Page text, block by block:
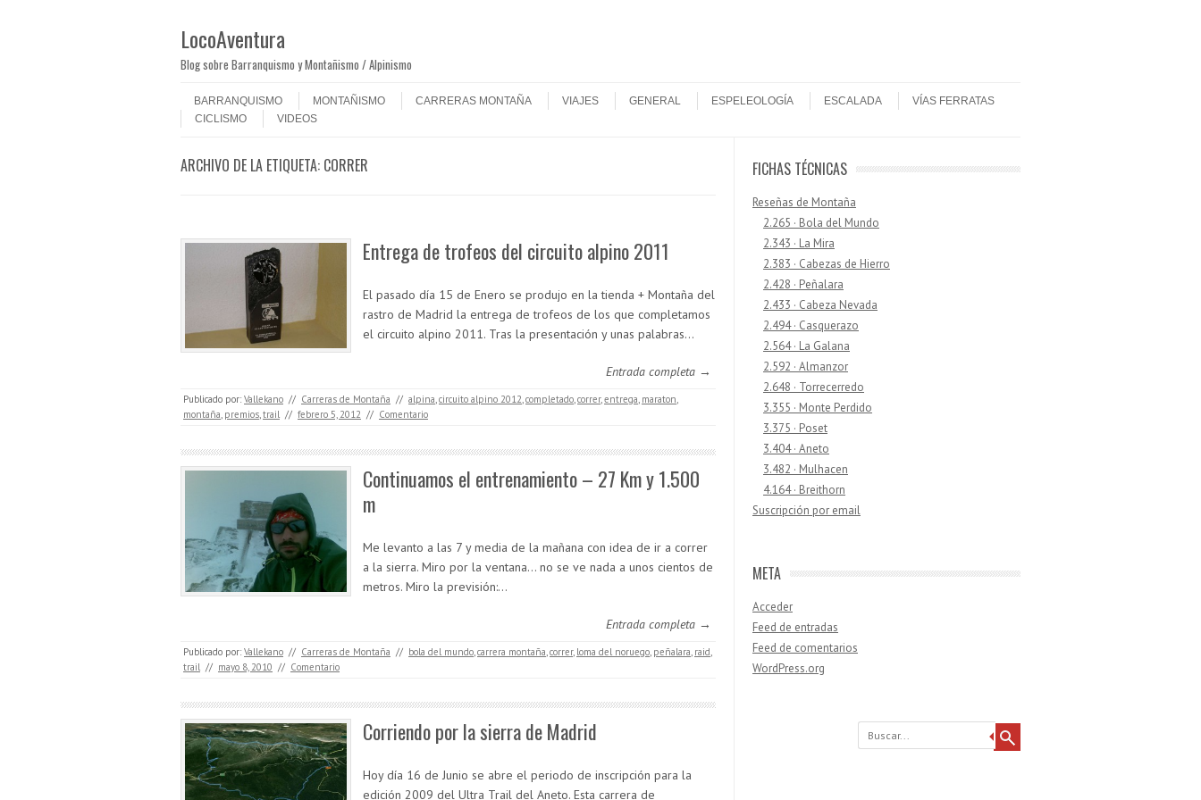
LocoAventura
Blog sobre Barranquismo y Montañismo / Alpinismo
Menú
BARRANQUISMO
MONTAÑISMO CARRERAS MONTAÑA VIAJES GENERAL ESPELEOLOGÍA ESCALADA
VÍAS FERRATAS
CICLISMO
VIDEOS
ARCHIVO DE LA ETIQUETA: CORRER
Entrega de trofeos del circuito alpino 2011
El pasado día 15 de Enero se produjo en la tienda + Montaña del
rastro de Madrid la entrega de trofeos de los que completamos
el circuito alpino 2011. Tras la presentación y unas palabras…
Entrada completa →
Publicado por: Vallekano // Carreras de Montaña // alpina,circuito alpino 2012,completado,correr,entrega, maraton,
montaña, premios,trail // febrero 5, 2012 // Comentario
Continuamos el entrenamiento – 27 Km y 1.500
m
Me levanto a las 7 y media de la mañana con idea de ir a correr
a la sierra. Miro por la ventana… no se ve nada a unos cientos de
metros. Miro la previsión:…
Entrada completa →
Publicado por: Vallekano // Carreras de Montaña // bola del mundo,carrera montaña,correr, loma del noruego, peñalara, raid,
trail // mayo 8, 2010 // Comentario
Corriendo por la sierra de Madrid
Hoy día 16 de Junio se abre el periodo de inscripción para la
edición 2009 del Ultra Trail del Aneto. Esta carrera de
FICHAS TÉCNICAS
Reseñas de Montaña
2.265 · Bola del Mundo
2.343 · La Mira
2.383 · Cabezas de Hierro
2.428 · Peñalara
2.433 · Cabeza Nevada
2.494 · Casquerazo
2.564 · La Galana
2.592 · Almanzor
2.648 · Torrecerredo
3.355 · Monte Perdido
3.375 · Poset
3.404 · Aneto
3.482 · Mulhacen
4.164 · Breithorn
Suscripción por email
META
Acceder
Feed de entradas
Feed de comentarios
WordPress.org